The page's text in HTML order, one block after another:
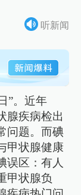
听新闻
”。近年
腺疾病检出
问题。而碘
甲状腺健康
误区：有人
甲状腺负